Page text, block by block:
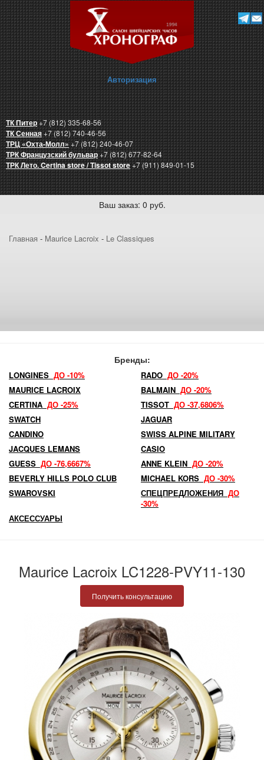
Авторизация
ТК Питер+7 (812) 335-68-56
ТК Сенная+7 (812) 740-46-56
ТРЦ «Охта-Молл»+7 (812) 240-46-07
ТРК Французский бульвар+7 (812) 677-82-64
ТРК Лето. Certina store / Tissot store+7 (911) 849-01-15
Ваш заказ: 0 руб.
Главная - Maurice Lacroix - Le Classiques
Бренды:
LONGINES ДО -10% RADO ДО -20%
MAURICE LACROIX
BALMAIN ДО -20%
CERTINA ДО -25% TISSOT ДО -37,6806%
SWATCH
JAGUAR
CANDINO
SWISS ALPINE MILITARY
JACQUES LEMANS
CASIO
GUESS ДО -76,6667% ANNE KLEIN ДО -20%
BEVERLY HILLS POLO CLUB
MICHAEL KORS ДО -30%
SWAROVSKI
СПЕЦПРЕДЛОЖЕНИЯ ДО
-30%
АКСЕССУАРЫ
Maurice Lacroix LC1228-PVY11-130
Получить консультацию